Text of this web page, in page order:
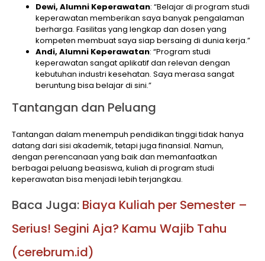
Dewi, Alumni Keperawatan: “Belajar di program studi
keperawatan memberikan saya banyak pengalaman
berharga. Fasilitas yang lengkap dan dosen yang
kompeten membuat saya siap bersaing di dunia kerja.”
Andi, Alumni Keperawatan: “Program studi
keperawatan sangat aplikatif dan relevan dengan
kebutuhan industri kesehatan. Saya merasa sangat
beruntung bisa belajar di sini.”
Tantangan dan Peluang
Tantangan dalam menempuh pendidikan tinggi tidak hanya
datang dari sisi akademik, tetapi juga finansial. Namun,
dengan perencanaan yang baik dan memanfaatkan
berbagai peluang beasiswa, kuliah di program studi
keperawatan bisa menjadi lebih terjangkau.
Baca Juga: Biaya Kuliah per Semester –
Serius! Segini Aja? Kamu Wajib Tahu
(cerebrum.id)